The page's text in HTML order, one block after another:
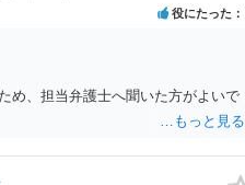
役にたった
め、担当弁護士へ聞いた方がよいで